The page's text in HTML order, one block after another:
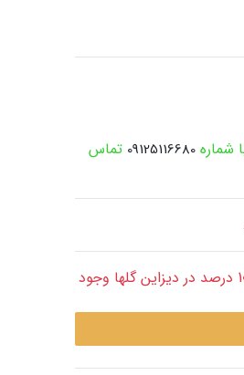
شماره 09125116680 تماس
قابل توجه: با توجه به طبیعی بودن تمامی گلها احتمال تغییر 10 درصد در دیزاین گلها وجود